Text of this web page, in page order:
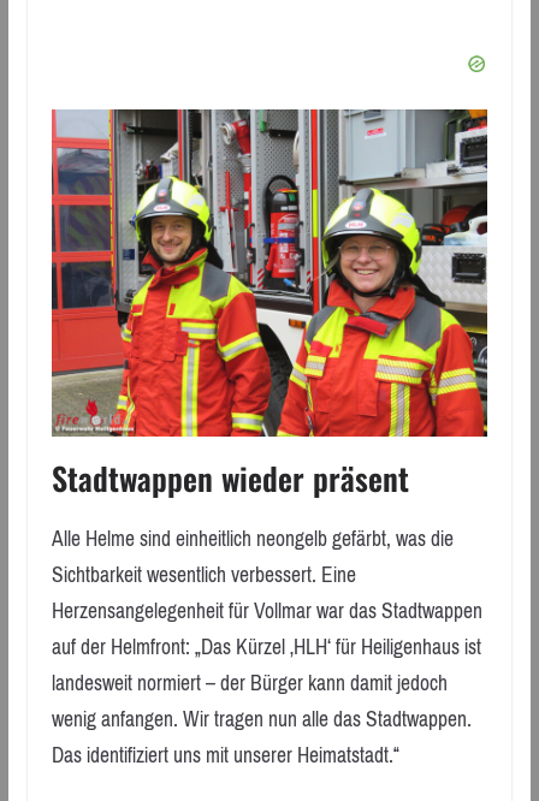
Stadtwappen wieder präsent
Alle Helme sind einheitlich neongelb gefärbt, was die
Sichtbarkeit wesentlich verbessert. Eine
Herzensangelegenheit für Vollmar war das Stadtwappen
auf der Helmfront: „Das Kürzel ‚HLH‘ für Heiligenhaus ist
landesweit normiert – der Bürger kann damit jedoch
wenig anfangen. Wir tragen nun alle das Stadtwappen.
Das identifiziert uns mit unserer Heimatstadt.“